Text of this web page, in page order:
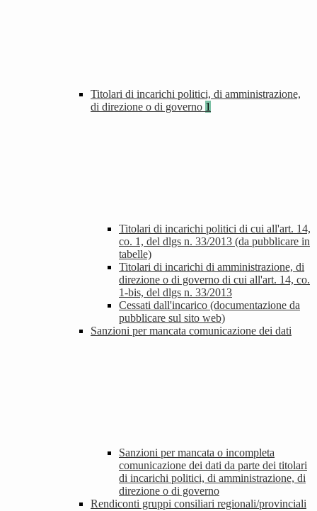
Titolari di incarichi politici, di amministrazione,
di direzione o di governo 1
Titolari di incarichi politici di cui all'art. 14,
co. 1, del dlgs n. 33/2013 (da pubblicare in
tabelle)
Titolari di incarichi di amministrazione, di
direzione o di governo di cui all'art. 14, co.
1-bis, del dlgs n. 33/2013
Cessati dall'incarico (documentazione da
pubblicare sul sito web)
Sanzioni per mancata comunicazione dei dati
Sanzioni per mancata o incompleta
comunicazione dei dati da parte dei titolari
di incarichi politici, di amministrazione, di
direzione o di governo
Rendiconti gruppi consiliari regionali/provinciali